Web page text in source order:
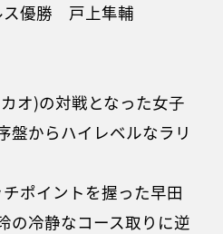
ス優勝 戸上隼輔
オ)の対戦となった女子
盤からハイレベルなラリ
ポイントを握った早田
の冷静なコース取りに逆